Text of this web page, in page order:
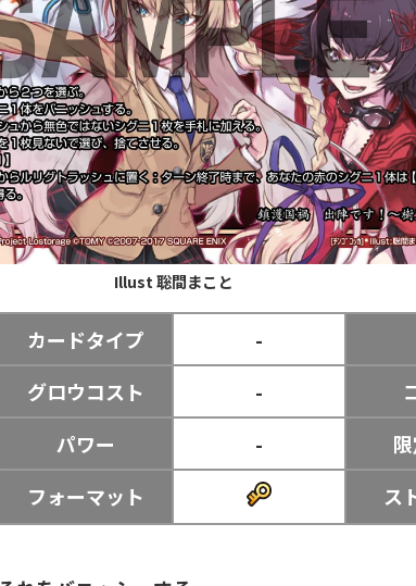
Illust聡間まこと
カードタイプ
-
グロウコスト -
パワー -
フォーマット ス